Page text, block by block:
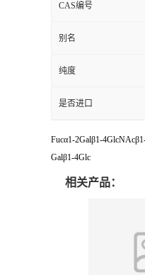
CAS编号
别名
纯度
是否进口
Fucα1-2Galβ1-
Galβ1-4Glc
相关产品：